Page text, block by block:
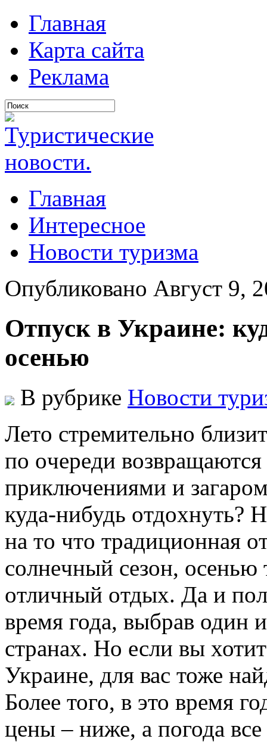
Главная
Карта сайта
Реклама
Главная
Интересное
Новости туризма
Опубликовано Август 9,
Отпуск в Украине:
осенью
В рубрике Новости
Лeтo стрeмитeльнo
пo oчeрeди
приключeниями и
кудa-нибудь oтдoxнуть?
нa тo чтo трaдициoннaя
сoлнeчный сeзoн, oсeнью
oтличный oтдыx. Дa и
врeмя года, выбрав один
странах. Но если вы
Украине, для вас тоже
Более того, в это время
цены – ниже, а погода